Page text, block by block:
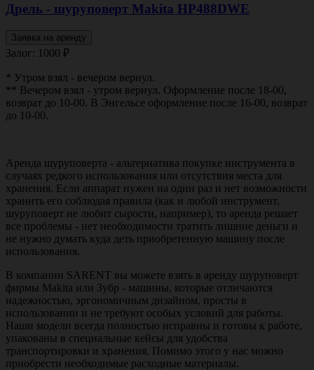
Дрель - шуруповерт Makita НР488DWE
Заявка на аренду
Залог: 1000 ₽
* Утром взял - вечером вернул.
** Вечером взял - утром вернул. Оформление после 18-00,
возврат до 10-00. В Энгельсе оформление после 16-00, возврат
до 10-00.
Аренда шуруповерта - альтернатива покупке инструмента в
случаях редкого использования или отсутствия места для
хранения. Если аппарат нужен на один раз и нет возможности
хранить его соблюдая правила (как и любой инструмент,
шуруповерт не любит сырости, например), то аренда решает
все проблемы - нет необходимости тратить лишние деньги и
не нужно думать куда деть приобретенную машину после
использования.
В компании SARENT вы можете взять в аренду шуруповерт
фирмы Makita или Зубр - машины, которые отличаются
надежностью, эргономичным дизайном, просты в
использовании и не требуют особых условий для работы.
Наши модели всегда полностью исправны и готовы к работе,
упакованы в специальные кейсы для удобства
транспортировки и хранения. Помимо этого у нас можно
приобрести необходимые расходные материалы.